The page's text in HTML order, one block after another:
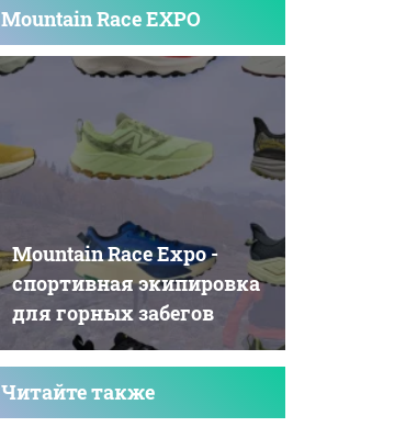
Mountain Race EXPO
Mountain Race Expo -
cпортивная экипировка
для горных забегов
Читайте также